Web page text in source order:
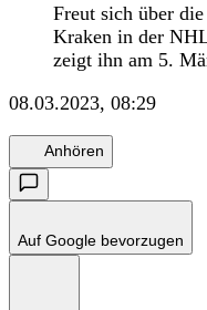
Freut sich über
Kraken in der
zeigt ihn am 5.
08.03.2023, 08:29
Anhören
Auf Google bevorzugen